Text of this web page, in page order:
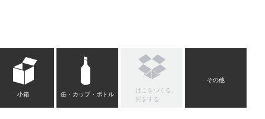
小箱 缶・カップ・ボトル
はこをつくる、
封をする
その他